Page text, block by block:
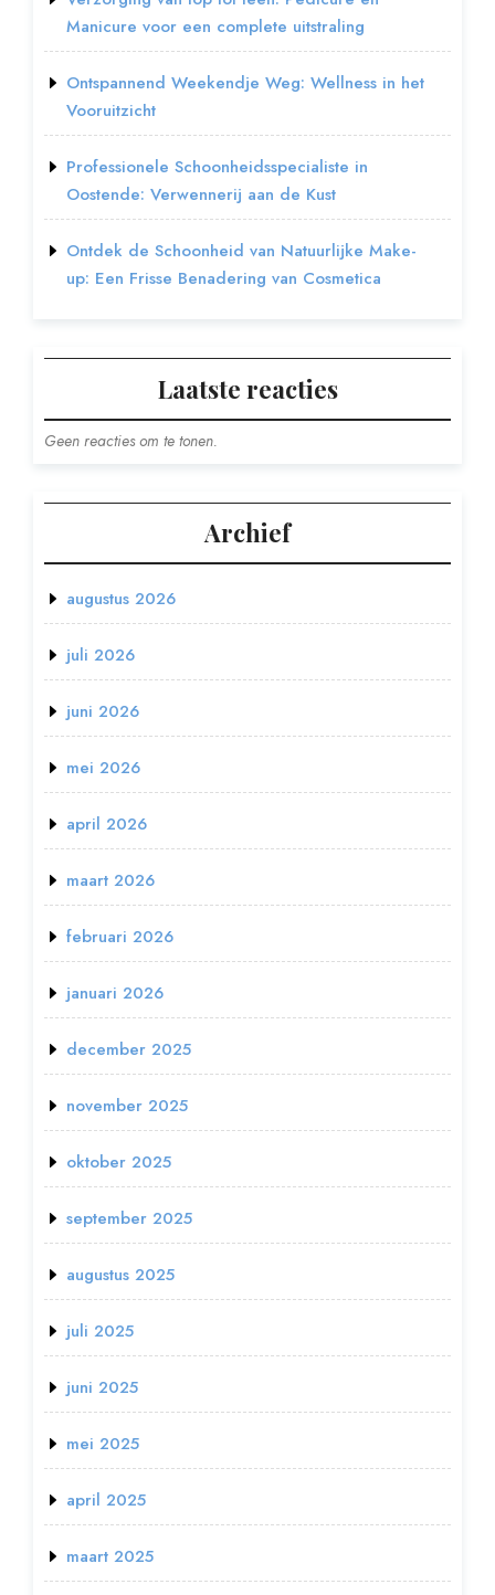
Manicure voor een complete uitstraling
Ontspannend Weekendje Weg: Wellness in het
Vooruitzicht
Professionele Schoonheidsspecialiste in
Oostende: Verwennerij aan de Kust
Ontdek de Schoonheid van Natuurlijke Make-
up: Een Frisse Benadering van Cosmetica
Laatste reacties
Geen reacties om te tonen.
Archief
augustus 2026
juli 2026
juni 2026
mei 2026
april 2026
maart 2026
februari 2026
januari 2026
december 2025
november 2025
oktober 2025
september 2025
augustus 2025
juli 2025
juni 2025
mei 2025
april 2025
maart 2025